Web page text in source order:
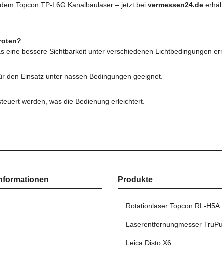
Topcon TP-L6G Kanalbaulaser – jetzt bei vermessen24.de
eine bessere Sichtbarkeit unter verschiedenen Lichtbedingungen
den Einsatz unter nassen Bedingungen geeignet.
werden, was die Bedienung erleichtert.
Produkte
Rotationlaser Topcon RL-H5A
Laserentfernungmesser
Leica Disto X6